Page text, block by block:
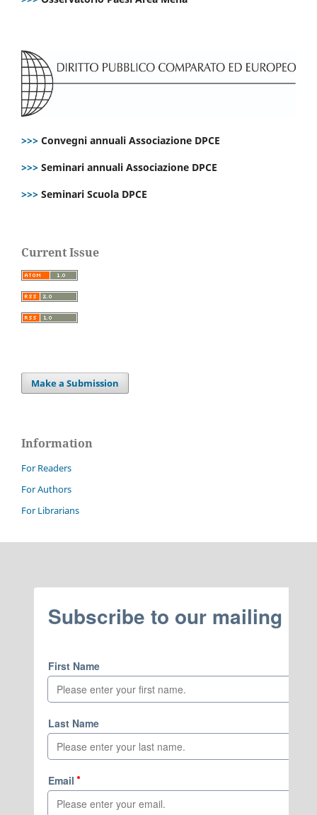
>>> Convegni annuali Associazione DPCE
>>> Seminari annuali Associazione DPCE
>>> Seminari Scuola DPCE
Current Issue
Make a Submission
Information
For Readers
For Authors
For Librarians